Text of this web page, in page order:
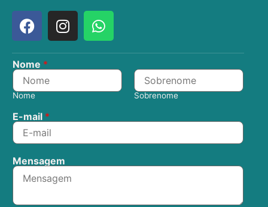
Nome *
Nome Sobrenome
E-mail *
Mensagem